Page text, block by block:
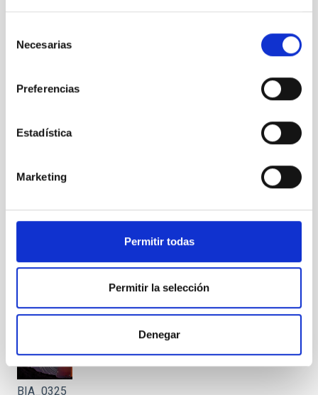
Necesarias
Preferencias
Estadística
Marketing
Permitir todas
Permitir la selección
Denegar
BIA_0307
BIA_0325